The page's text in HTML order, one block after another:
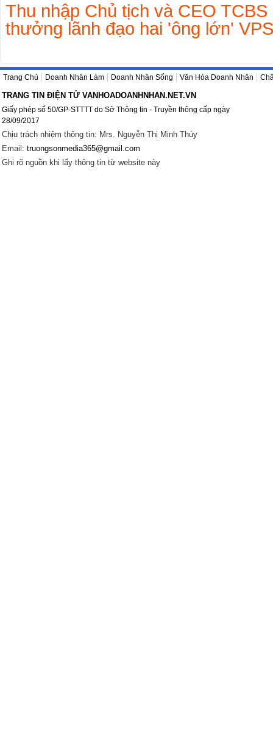
Thu nhập Chủ tịch và CEO
thưởng lãnh đạo hai 'ông lớn'
Trang Chủ Doanh Nhân Làm Doanh Nhân Sống Văn Hóa Doanh Nhân
TRANG TIN ĐIỆN TỬ VANHOADOANHNHAN.NET.VN
Giấy phép số 50/GP-STTTT do Sở Thông tin - Truyền thông cấp ngày
28/09/2017
Chịu trách nhiệm thông tin: Mrs. Nguyễn Thị Minh Thúy
Email: truongsonmedia365@gmail.com
Ghi rõ nguồn khi lấy thông tin từ website này